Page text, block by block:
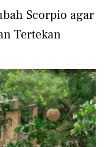
Scorpio agar
Tertekan